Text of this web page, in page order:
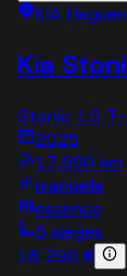
KIA
Kia
Stonic 1.0
2025
17,990 km
manuelle
essence
5 sieges
18 290 €